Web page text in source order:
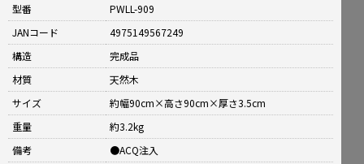
型番
PWLL-909
JANコード
4975149567249
構造
完成品
材質
天然木
サイズ
約幅90cm×高さ90cm×厚さ3.5cm
重量
約3.2kg
備考
●ACQ注入